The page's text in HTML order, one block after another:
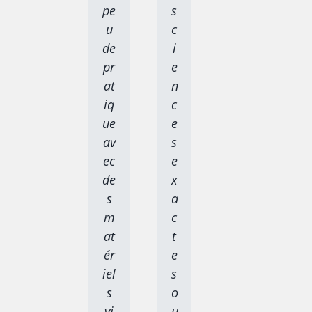
pe
u
de
pr
at
iq
ue
av
ec
de
s
m
at
ér
iel
s
s
c
i
e
n
c
e
s
e
x
a
c
t
e
s
o